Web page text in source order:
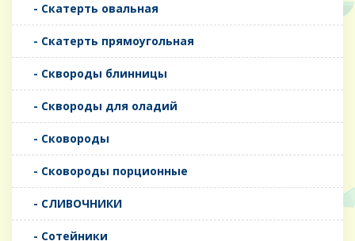
- Скатерть овальная
- Скатерть прямоугольная
- Сквороды блинницы
- Сквороды для оладий
- Сковороды
- Сковороды порционные
- СЛИВОЧНИКИ
- Сотейники